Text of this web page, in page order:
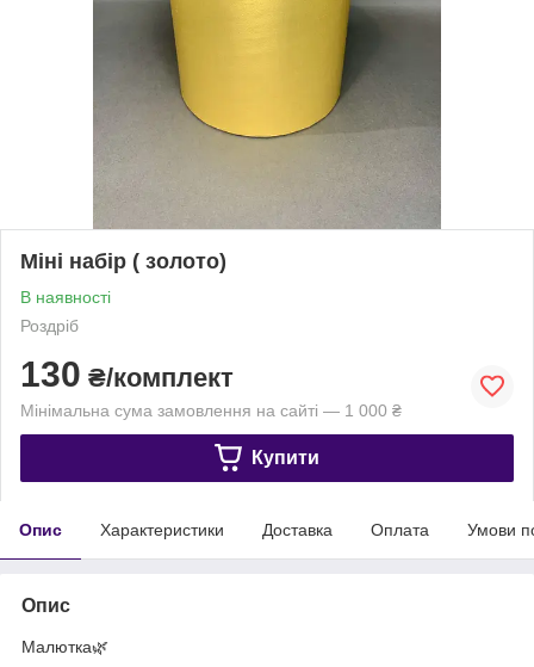
Міні набір ( золото)
В наявності
Роздріб
130 ₴/комплект
Мінімальна сума замовлення на сайті — 1 000 ₴
Купити
Опис Характеристики Доставка Оплата Умови
Опис
Малютка🌿